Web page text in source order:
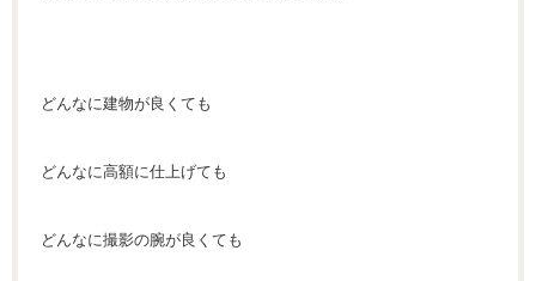
どんなに建物が良くても
どんなに高額に仕上げても
どんなに撮影の腕が良くても